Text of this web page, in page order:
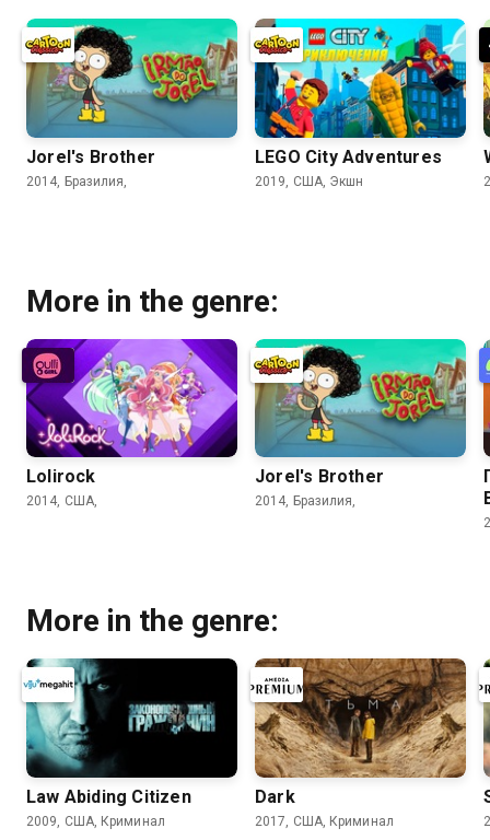
Jorel's Brother
2014, Бразилия,
LEGO City Adventures
2019, США, Экшн
More in the genre:
Lolirock
2014, США,
Jorel's Brother
2014, Бразилия,
More in the genre:
Law Abiding Citizen
2009, США, Криминал
Dark
2017, США, Криминал